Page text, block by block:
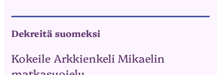
Dekreitä suomeksi
Kokeile Arkkienkeli Mikaelin